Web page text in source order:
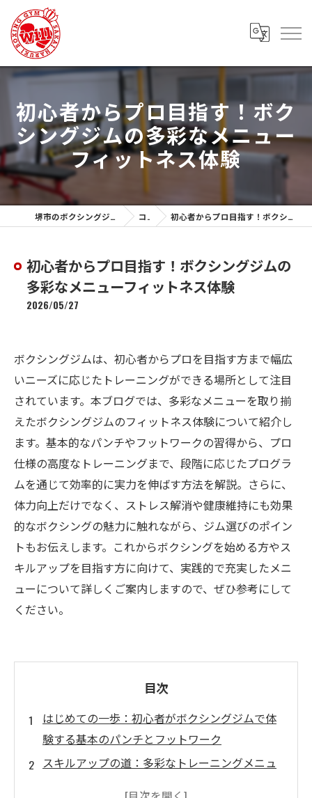
初心者からプロ目指す！ボク
シングジムの多彩なメニュー
フィットネス体験
堺市のボクシングジムなら堺春木ボクシングジム コラム 初心者からプロ目指す！ボクシングジムの多彩なメニューフィットネス体験
初心者からプロ目指す！ボクシングジムの
多彩なメニューフィットネス体験
2026/05/27
ボクシングジムは、初心者からプロを目指す方まで幅広
いニーズに応じたトレーニングができる場所として注目
されています。本ブログでは、多彩なメニューを取り揃
えたボクシングジムのフィットネス体験について紹介し
ます。基本的なパンチやフットワークの習得から、プロ
仕様の高度なトレーニングまで、段階に応じたプログラ
ムを通じて効率的に実力を伸ばす方法を解説。さらに、
体力向上だけでなく、ストレス解消や健康維持にも効果
的なボクシングの魅力に触れながら、ジム選びのポイン
トもお伝えします。これからボクシングを始める方やス
キルアップを目指す方に向けて、実践的で充実したメニ
ューについて詳しくご案内しますので、ぜひ参考にして
ください。
目次
はじめての一歩：初心者がボクシングジムで体
験する基本のパンチとフットワーク
スキルアップの道：多彩なトレーニングメニュ